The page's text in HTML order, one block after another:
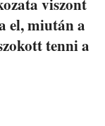
el, miután a
tenni a